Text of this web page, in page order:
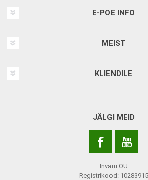
E-POE INFO
MEIST
KLIENDILE
JÄLGI MEID
Invaru OÜ
Registrikood: 10283915